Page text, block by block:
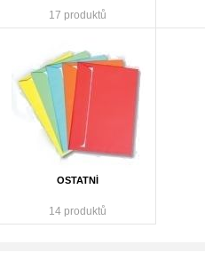
17 produktů
OSTATNÍ
14 produktů